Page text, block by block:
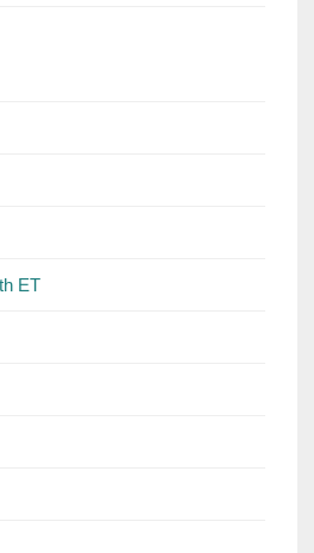
ET